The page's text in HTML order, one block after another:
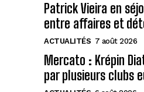
Patrick Vieira en
entre affaires et
ACTUALITÉS 7 août 2026
Mercato : Krépin
par plusieurs clubs